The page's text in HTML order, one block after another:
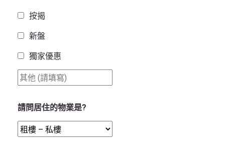
按揭
新盤
獨家優惠
請問居住的物業是?